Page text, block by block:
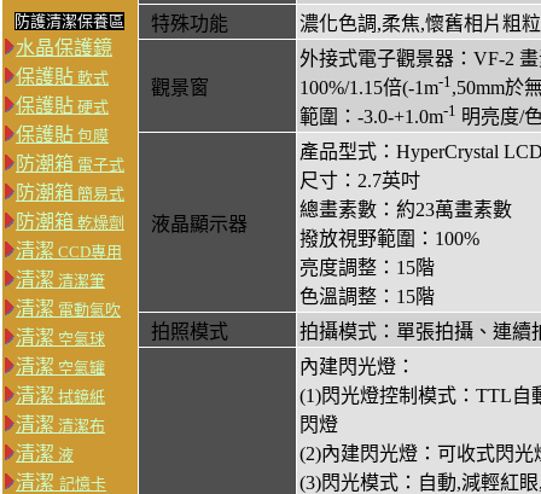
防護清潔保養區
水晶保護鏡
保護貼 軟式
保護貼 硬式
保護貼 包膜
防潮箱 電子式
防潮箱 簡易式
防潮箱 乾燥劑
清潔 CCD專用
清潔 清潔筆
清潔 電動氣吹
清潔 空氣球
清潔 空氣罐
清潔 拭鏡紙
清潔 清潔布
清潔 液
清潔 記憶卡
特殊功能
濃化色調,柔焦,懷舊相片粗
觀景窗
外接式電子觀景器：VF-2
100%/1.15倍(-1m-1 ,50mm於
範圍：-3.0-+1.0m-1 明亮度/
液晶顯示器
產品型式：HyperCrystal
尺寸：2.7英吋
總畫素數：約23萬畫素數
撥放視野範圍：100%
亮度調整：15階
色溫調整：15階
拍照模式
拍攝模式：單張拍攝、連續
內建閃光燈：
(1)閃光燈控制模式：TTL
閃燈
(2)內建閃光燈：可收式閃光
(3)閃光模式：自動,減輕紅